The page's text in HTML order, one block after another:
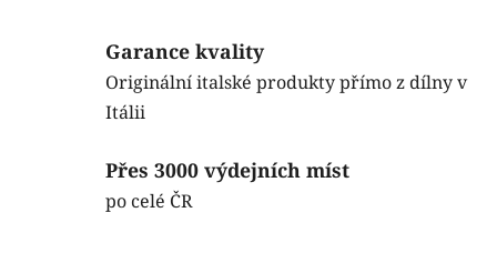
Garance kvality
Originální italské produkty přímo z dílny v
Itálii
Přes 3000 výdejních míst
po celé ČR